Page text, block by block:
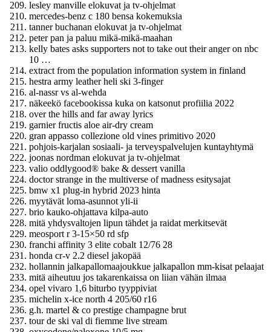
lesley manville elokuvat ja tv-ohjelmat
mercedes-benz c 180 bensa kokemuksia
tanner buchanan elokuvat ja tv-ohjelmat
peter pan ja paluu mikä-mikä-maahan
kelly bates asks supporters not to take out their anger on nbc
10 …
extract from the population information system in finland
hestra army leather heli ski 3-finger
al-nassr vs al-wehda
näkeekö facebookissa kuka on katsonut profiilia 2022
over the hills and far away lyrics
garnier fructis aloe air-dry cream
gran appasso collezione old vines primitivo 2020
pohjois-karjalan sosiaali- ja terveyspalvelujen kuntayhtymä
joonas nordman elokuvat ja tv-ohjelmat
valio oddlygood® bake & dessert vanilla
doctor strange in the multiverse of madness esitysajat
bmw x1 plug-in hybrid 2023 hinta
myytävät loma-asunnot yli-ii
brio kauko-ohjattava kilpa-auto
mitä yhdysvaltojen lipun tähdet ja raidat merkitsevät
meosport r 3-15×50 rd sfp
franchi affinity 3 elite cobalt 12/76 28
honda cr-v 2.2 diesel jakopää
hollannin jalkapallomaajoukkue jalkapallon mm-kisat pelaajat
mitä aiheutuu jos takarenkaissa on liian vähän ilmaa
opel vivaro 1,6 biturbo tyyppiviat
michelin x-ice north 4 205/60 r16
g.h. martel & co prestige champagne brut
tour de ski val di fiemme live stream